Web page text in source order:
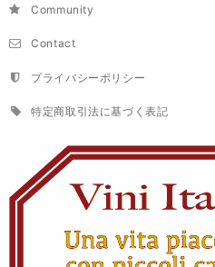
Community
Contact
プライバシーポリシー
特定商取引法に基づく表記